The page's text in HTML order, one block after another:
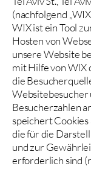
(nachfolgend
WIX ist ein Tool
Hosten von
unsere Website
mit Hilfe von WIX
die
Websitebesucher
Besucherzahlen
speichert
die für die
und zur
erforderlich sind